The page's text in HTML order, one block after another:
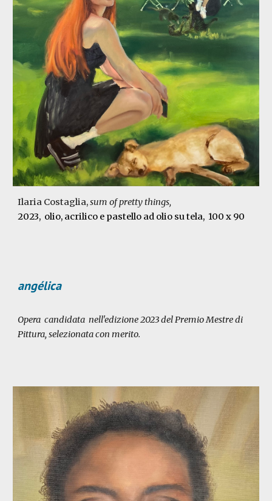
Ilaria Costaglia,sum of pretty things,
2023, olio, acrilico e pastello ad olio su tela, 100 x 90
angélica
Opera candidata nell'edizione 2023 del Premio Mestre di
Pittura, selezionata con merito.